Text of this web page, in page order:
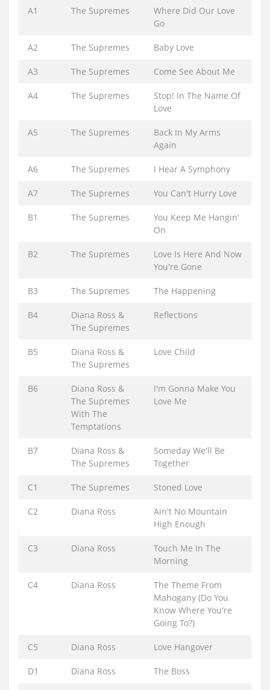
A1 The Supremes
Where Did Our Love
Go
A2 The Supremes Baby Love
A3 The Supremes Come See About Me
A4 The Supremes
Stop! In The Name Of
Love
A5 The Supremes
Back In My Arms
Again
A6 The Supremes I Hear A Symphony
A7 The Supremes You Can't Hurry Love
B1 The Supremes
You Keep Me Hangin'
On
B2 The Supremes
Love Is Here And Now
You're Gone
B3 The Supremes The Happening
B4
Diana Ross &
The Supremes
Reflections
B5
Diana Ross &
The Supremes
Love Child
B6
Diana Ross &
The Supremes
With The
Temptations
I'm Gonna Make You
Love Me
B7
Diana Ross &
The Supremes
Someday We'll Be
Together
C1 The Supremes Stoned Love
C2 Diana Ross
Ain't No Mountain
High Enough
C3 Diana Ross
Touch Me In The
Morning
C4 Diana Ross
The Theme From
Mahogany (Do You
Know Where You're
Going To?)
C5 Diana Ross Love Hangover
D1 Diana Ross The Boss